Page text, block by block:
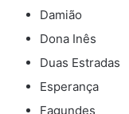
Damião
Dona Inês
Duas Estradas
Esperança
Fagundes